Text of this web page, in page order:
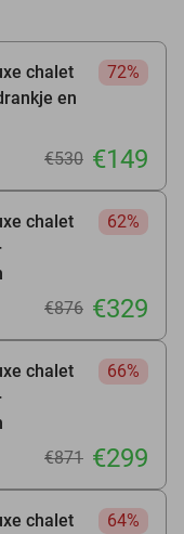
chalet
en
72%
€530 €149
chalet
62%
€876 €329
chalet
66%
€871 €299
chalet
64%